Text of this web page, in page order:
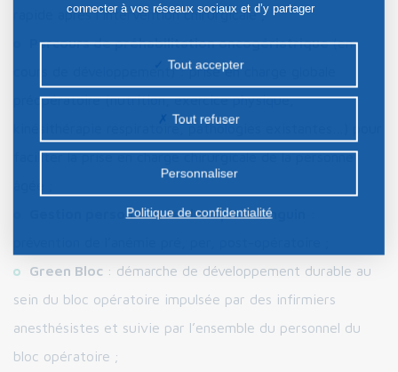
rapide après l’intervention chirurgicale ;
Parcours de préhabilitation oncogériatrique(en
cours de développement) : prise en charge globale
préopératoire (nutrition, exercice physique,
kinésithérapie respiratoire, pathologies existantes…) pour
faciliter la prise en charge chirurgicale de la personne
Gestion personnalisée du capital sanguin
Green Bloc : démarche de développement durable au
sein du bloc opératoire impulsée par des infirmiers
anesthésistes et suivie par l’ensemble du personnel du
bloc opératoire ;
connecter à vos réseaux sociaux et d’y partager
la publicité personnalisée sur notre site ou ceux de
nos partenaires. Certains traceurs non classés
préalable.
Tout accepter
Tout refuser
Personnaliser
Politique de confidentialité